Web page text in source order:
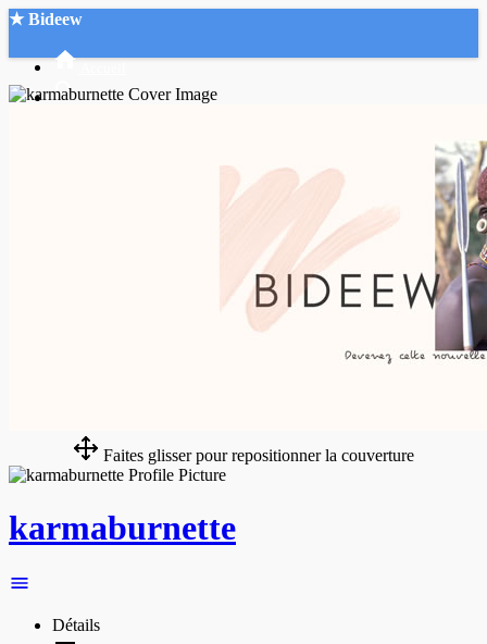
★ Bideew
Faites glisser pour repositionner la couverture
karmaburnette
Détails